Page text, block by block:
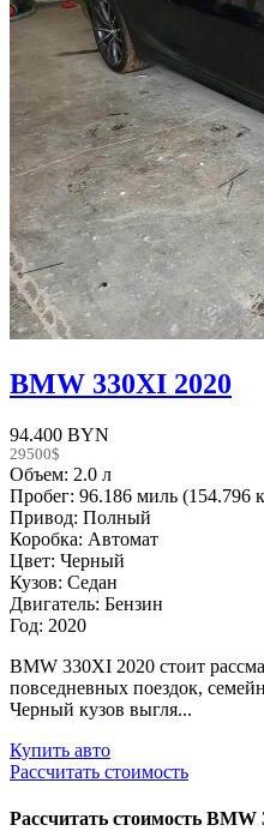
BMW 330XI 2020
94.400 BYN
29500$
Объем: 2.0 л
Пробег: 96.186 миль (154.796
Привод: Полный
Коробка: Автомат
Цвет: Черный
Кузов: Седан
Двигатель: Бензин
Год: 2020
BMW 330XI 2020 стоит
повседневных поездок,
Черный кузов выгля...
Купить авто
Рассчитать стоимость
Рассчитать стоимость BMW